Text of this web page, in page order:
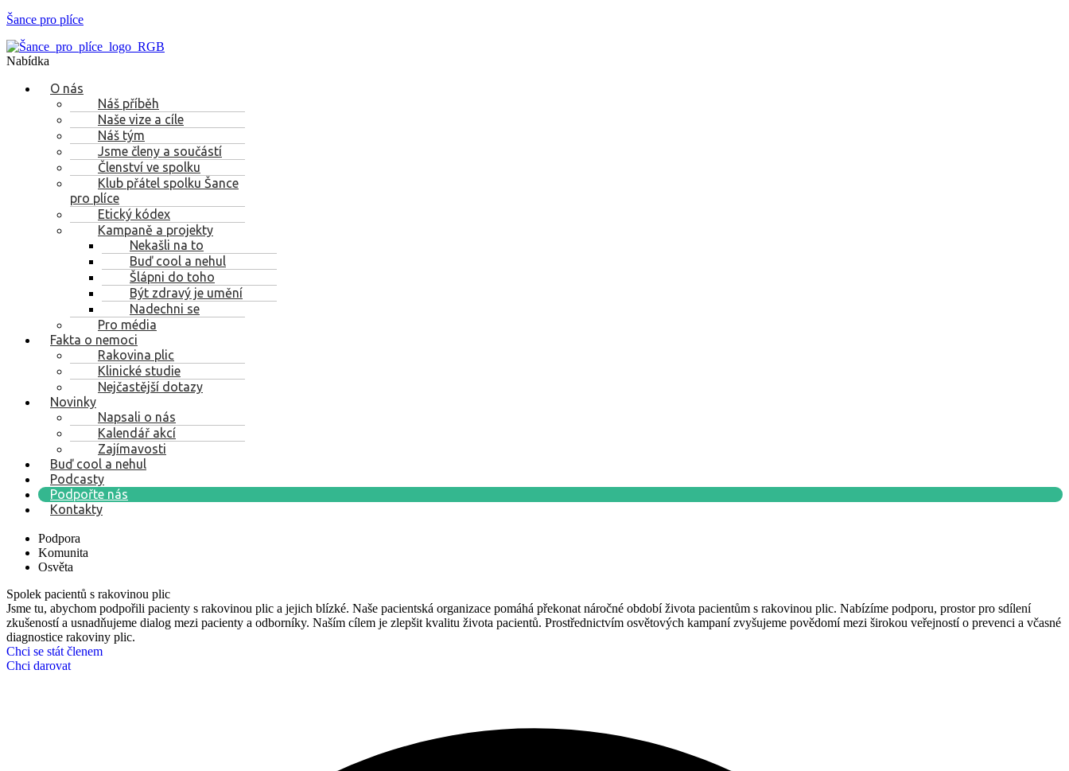
Šance pro plíce
Nabídka
O nás
Náš příběh
Naše vize a cíle
Náš tým
Jsme členy a součástí
Členství ve spolku
Klub přátel spolku Šance
pro plíce
Etický kódex
Kampaně a projekty
Nekašli na to
Buď cool a nehul
Šlápni do toho
Být zdravý je umění
Nadechni se
Pro média
Fakta o nemoci
Rakovina plic
Klinické studie
Nejčastější dotazy
Novinky
Napsali o nás
Kalendář akcí
Zajímavosti
Buď cool a nehul
Podcasty
Podpořte nás
Kontakty
Podpora
Komunita
Osvěta
Spolek pacientů s rakovinou plic
Jsme tu, abychom podpořili pacienty s rakovinou plic a jejich blízké. Naše pacientská organizace pomáhá překonat náročné období života pacientům s rakovinou plic. Nabízíme podporu, prostor pro sdílení
zkušeností a usnadňujeme dialog mezi pacienty a odborníky. Naším cílem je zlepšit kvalitu života pacientů. Prostřednictvím osvětových kampaní zvyšujeme povědomí mezi širokou veřejností o prevenci a včasné
diagnostice rakoviny plic.
Chci se stát členem
Chci darovat